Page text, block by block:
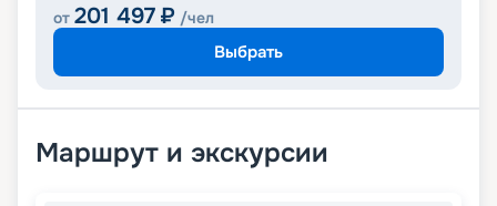
от 201 497 ₽ /чел
Выбрать
Маршрут и экскурсии